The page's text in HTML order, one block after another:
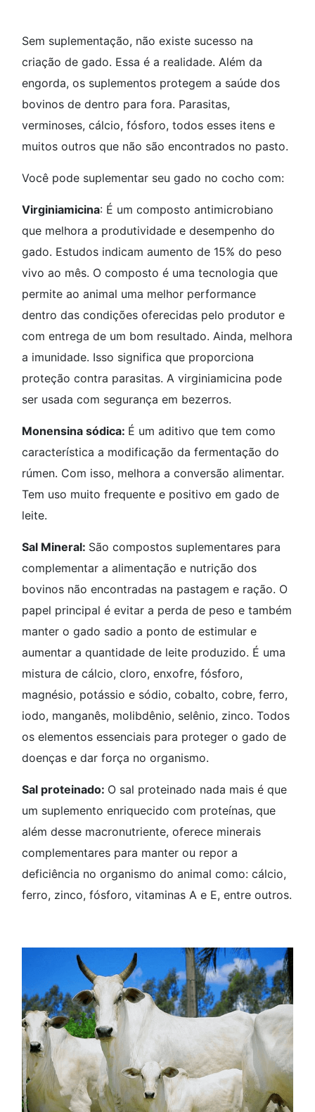
Sem suplementação, não existe sucesso na
criação de gado. Essa é a realidade. Além da
engorda, os suplementos protegem a saúde dos
bovinos de dentro para fora. Parasitas,
verminoses, cálcio, fósforo, todos esses itens e
muitos outros que não são encontrados no pasto.
Você pode suplementar seu gado no cocho com:
Virginiamicina: É um composto antimicrobiano
que melhora a produtividade e desempenho do
gado. Estudos indicam aumento de 15% do peso
vivo ao mês. O composto é uma tecnologia que
permite ao animal uma melhor performance
dentro das condições oferecidas pelo produtor e
com entrega de um bom resultado. Ainda, melhora
a imunidade. Isso significa que proporciona
proteção contra parasitas. A virginiamicina pode
ser usada com segurança em bezerros.
Monensina sódica: É um aditivo que tem como
característica a modificação da fermentação do
rúmen. Com isso, melhora a conversão alimentar.
Tem uso muito frequente e positivo em gado de
leite.
Sal Mineral: São compostos suplementares para
complementar a alimentação e nutrição dos
bovinos não encontradas na pastagem e ração. O
papel principal é evitar a perda de peso e também
manter o gado sadio a ponto de estimular e
aumentar a quantidade de leite produzido. É uma
mistura de cálcio, cloro, enxofre, fósforo,
magnésio, potássio e sódio, cobalto, cobre, ferro,
iodo, manganês, molibdênio, selênio, zinco. Todos
os elementos essenciais para proteger o gado de
doenças e dar força no organismo.
Sal proteinado: O sal proteinado nada mais é que
um suplemento enriquecido com proteínas, que
além desse macronutriente, oferece minerais
complementares para manter ou repor a
deficiência no organismo do animal como: cálcio,
ferro, zinco, fósforo, vitaminas A e E, entre outros.